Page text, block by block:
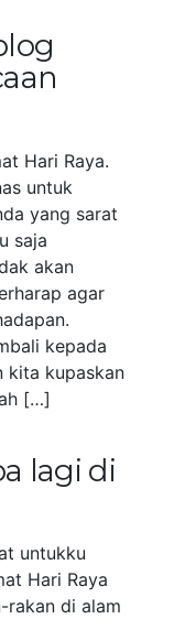
Hari Raya.
untuk
yang sarat
saja
akan
agar
kepada
kita kupaskan
[…]
lagi di
untukku
Hari Raya
di alam